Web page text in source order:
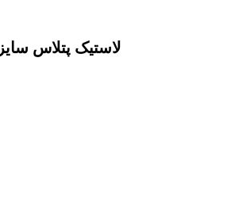
لاستیک پتلاس سایز 225/65R16 مدل Full Power PT825 Plus